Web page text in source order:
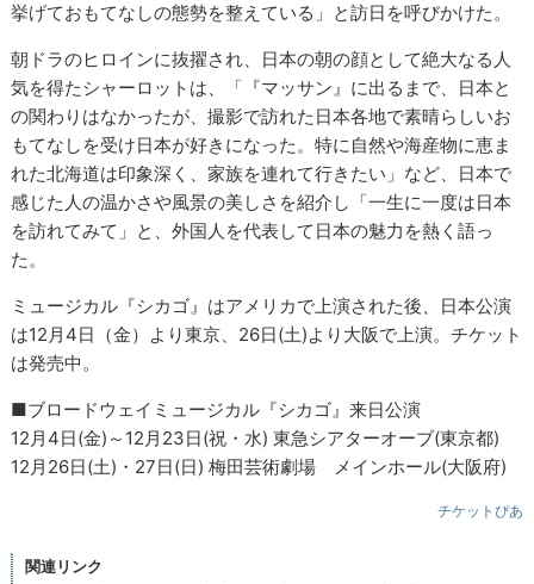
挙げておもてなしの態勢を整えている」と訪日を呼びかけた。
朝ドラのヒロインに抜擢され、日本の朝の顔として絶大なる人
気を得たシャーロットは、「『マッサン』に出るまで、日本と
の関わりはなかったが、撮影で訪れた日本各地で素晴らしいお
もてなしを受け日本が好きになった。特に自然や海産物に恵ま
れた北海道は印象深く、家族を連れて行きたい」など、日本で
感じた人の温かさや風景の美しさを紹介し「一生に一度は日本
を訪れてみて」と、外国人を代表して日本の魅力を熱く語っ
た。
ミュージカル『シカゴ』はアメリカで上演された後、日本公演
は12月4日（金）より東京、26日(土)より大阪で上演。チケット
は発売中。
■ブロードウェイミュージカル『シカゴ』来日公演
12月4日(金)～12月23日(祝・水) 東急シアターオーブ(東京都)
12月26日(土)・27日(日) 梅田芸術劇場 メインホール(大阪府)
チケットぴあ
関連リンク